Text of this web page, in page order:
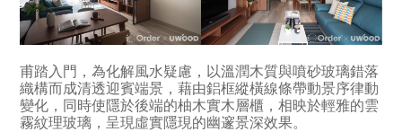
甫踏入門，為化解風水疑慮，以溫潤木質與噴砂玻璃錯落
織構而成清透迎賓端景，藉由鋁框縱橫線條帶動景序律動
變化，同時使隱於後端的柚木實木層櫃，相映於輕雅的雲
霧紋理玻璃，呈現虛實隱現的幽邃景深效果。